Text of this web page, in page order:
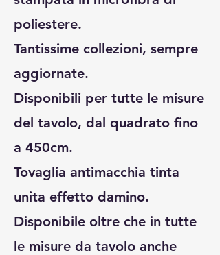
poliestere.
Tantissime collezioni, sempre
aggiornate.
Disponibili per tutte le misure
del tavolo, dal quadrato fino
a 450cm.
Tovaglia antimacchia tinta
unita effetto damino.
Disponibile oltre che in tutte
le misure da tavolo anche